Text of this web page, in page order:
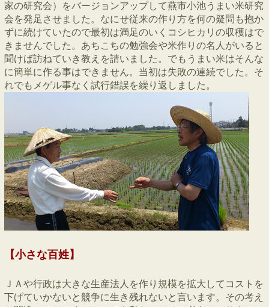
家の研究会）をバージョンアップして燕市小池うまい米研究
会を発足させました。なにせ従来の作り方を何の疑問も抱か
ずに続けていたので最初は満足のいくコシヒカリの収穫はで
きませんでした。あちこちの勉強会や米作りの名人がいると
聞けば訪ねていき教えを請いました。でもうまい米はそんな
に簡単に作る事はできません。当初は失敗の連続でした。そ
れでもメゲル事なく試行錯誤を繰り返しました。
【小さな百姓】
ＪＡや行政は大きな生産法人を作り規模を拡大してコストを
下げていかないと競争に生き残れないと言います。その考え